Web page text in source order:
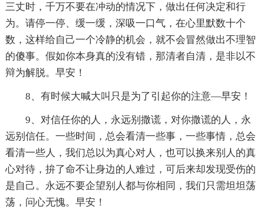
三丈时，千万不要在冲动的情况下，做出任何决定和行
为。请停一停、缓一缓，深吸一口气，在心里默数十个
数，这样给自己一个冷静的机会，就不会冒然做出不理智
的傻事。假如你本身真的没有错，那清者自清，是非以不
辩为解脱。早安！
8、有时候大喊大叫只是为了引起你的注意—早安！
9、对信任你的人，永远别撒谎，对你撒谎的人，永
远别信任。一些时间，总会看清一些事，一些事情，总会
看清一些人，我们总以为真心对人，也可以换来别人的真
心对待，拚了命不让身边的人难过，可后来却发现受伤的
是自己。永远不要企望别人都与你相同，我们只需坦坦荡
荡，问心无愧。早安！